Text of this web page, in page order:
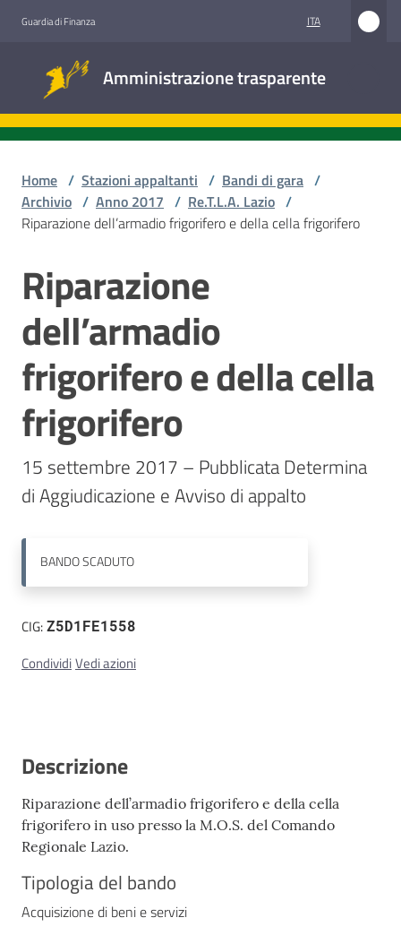
Guardia di Finanza ITA
Amministrazione trasparente
trasparente
Accesso
Stazioni
appaltanti
Contatti
Home / Stazioni appaltanti / Bandi di gara /
Archivio / Anno 2017 / Re.T.L.A. Lazio /
Riparazione dell’armadio frigorifero e della cella frigorifero
Salta al contenuto
Riparazione
dell’armadio
frigorifero e della cella
frigorifero
15 settembre 2017 – Pubblicata Determina
di Aggiudicazione e Avviso di appalto
BANDOSCADUTO
CIG:Z5D1FE1558
CondividiVedi azioni
Descrizione
Riparazione dell’armadio frigorifero e della cella
frigorifero in uso presso la M.O.S. del Comando
Regionale Lazio.
Tipologia del bando
Acquisizione di beni e servizi